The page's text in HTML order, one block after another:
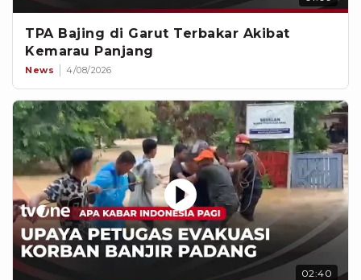
TPA Bajing di Garut Terbakar Akibat
Kemarau Panjang
News 4/08/2026
02:40